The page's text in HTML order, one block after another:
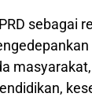
sebagai